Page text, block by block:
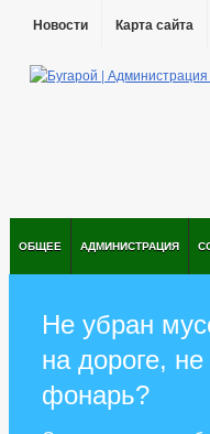
Новости Карта сайта
ОБЩЕЕ АДМИНИСТРАЦИЯ
Не убран
на дороге, не
фонарь?